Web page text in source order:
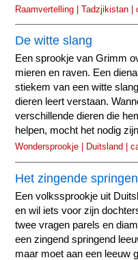
Raamvertelling | Tadzjikistan |
De witte slang
Een sprookje van Grimm
mieren en raven. Een
stiekem van een witte
dieren leert verstaan.
verschillende dieren die
helpen, mocht het nodig
Wondersprookje | Duitsland |
Het zingende
Een volkssprookje uit
en wil iets voor zijn
twee vragen parels en
een zingend springend
maar moet aan een leeuw